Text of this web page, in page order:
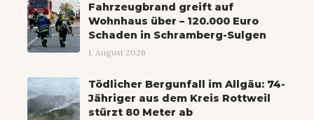
Fahrzeugbrand greift auf
Wohnhaus über – 120.000 Euro
Schaden in Schramberg-Sulgen
1. August 2026
Tödlicher Bergunfall im Allgäu: 74-
Jähriger aus dem Kreis Rottweil
stürzt 80 Meter ab